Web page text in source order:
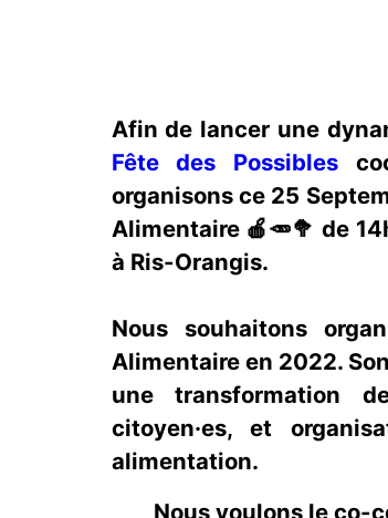
Afin de lancer une
Fête des Possibles
organisons ce 25
Alimentaire 🍎🥕🥦 de
à Ris-Orangis.
Nous souhaitons
Alimentaire en 2022.
une transformation
citoyen·es, et
alimentation.
Nous voulons le co-